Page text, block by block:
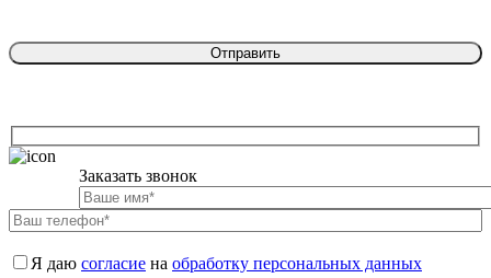
Заказать звонок
Я даю согласие на обработку персональных данных